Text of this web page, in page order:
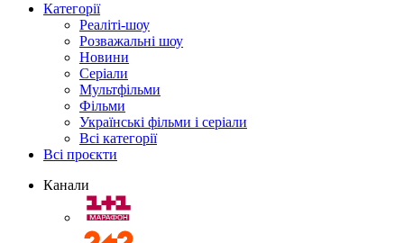
Категорії
Реаліті-шоу
Розважальні шоу
Новини
Серіали
Мультфільми
Фільми
Українські фільми і серіали
Всі категорії
Всі проєкти
Канали